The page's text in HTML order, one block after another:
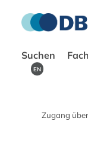
Suchen
EN
Zugang über